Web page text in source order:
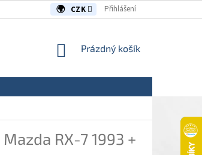
CZK Přihlášení
NÁKUPNÍ
Prázdný košík
Mazda RX-7 1993 +